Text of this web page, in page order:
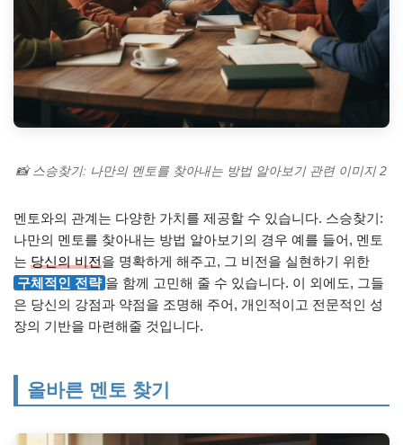
📸 스승찾기: 나만의 멘토를 찾아내는 방법 알아보기 관련 이미지 2
멘토와의 관계는 다양한 가치를 제공할 수 있습니다. 스승찾기:
나만의 멘토를 찾아내는 방법 알아보기의 경우 예를 들어, 멘토
는 당신의 비전을 명확하게 해주고, 그 비전을 실현하기 위한
구체적인 전략 을 함께 고민해 줄 수 있습니다. 이 외에도, 그들
은 당신의 강점과 약점을 조명해 주어, 개인적이고 전문적인 성
장의 기반을 마련해줄 것입니다.
올바른 멘토 찾기